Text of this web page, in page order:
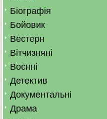
Біографія
Бойовик
Вестерн
Вітчизняні
Воєнні
Детектив
Документальні
Драма